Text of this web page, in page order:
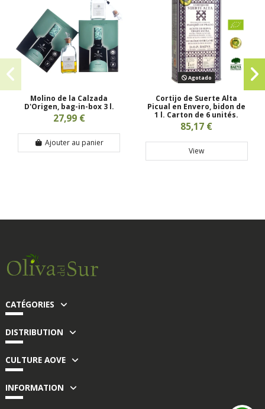
Molino de la Calzada
D'Origen, bag-in-box 3 l.
27,99 €
Ajouter au panier
Agotado
Cortijo de Suerte Alta
Picual en Envero, bidon de
1 l. Carton de 6 unités.
85,17 €
View
CATÉGORIES
DISTRIBUTION
CULTURE AOVE
INFORMATION